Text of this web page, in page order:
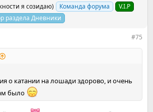
я созидаю) Команда форума
V.I.P
раздела Дневники
#75
о катании на лошади здорово, и очень
было